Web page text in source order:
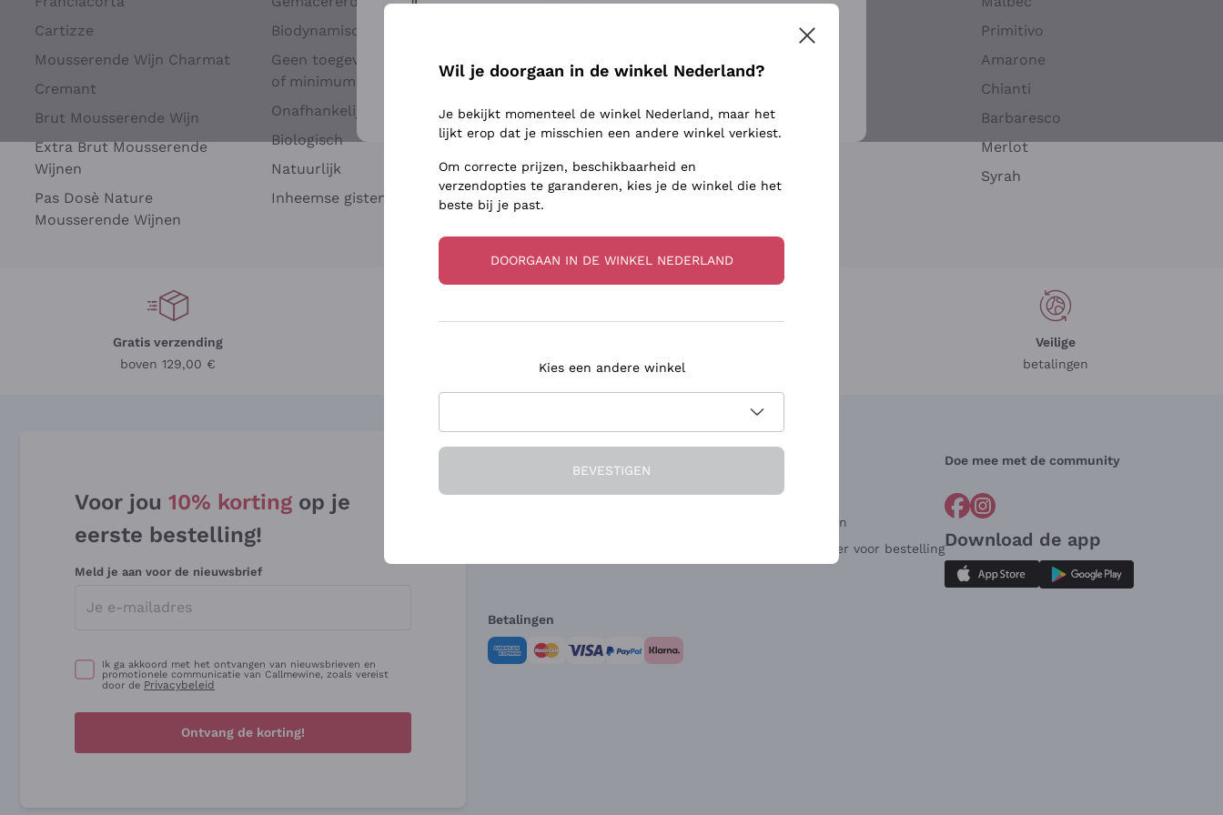
Cartizze
Mousserende Wijn Charmat
Cremant
Brut Mousserende Wijn
Extra Brut Mousserende
Wijnen
Pas Dosè Nature
Mousserende Wijnen
Biodynamisch
Geen toegevoegde sulfieten
of minimum
Onafhankelijke Wijnbouwers
Biologisch
Natuurlijk
Inheemse gisten
Argiolas
Ca' dei Frati
Chardonnay
Sauvignon
Primitivo
Amarone
Chianti
Barbaresco
Merlot
Syrah
Gratis verzending
boven 129,00 €
Veilige
betalingen
Voor jou 10% korting op je
eerste bestelling!
Meld je aan voor de nieuwsbrief
Ik ga akkoord met het ontvangen van nieuwsbrieven en
promotionele communicatie van Callmewine, zoals vereist
door de Privacybeleid
Ontvang de korting!
Over ons
Klantenservice
Verkoopvoorwaarden
Herroepingsformulier voor bestelling
Doe mee met de community
Download de app
Betalingen
Voor meer informatie, lees onzePrivacybeleid
Wil je doorgaan in de winkel Nederland?
Je bekijkt momenteel de winkel Nederland, maar het
lijkt erop dat je misschien een andere winkel verkiest.
Om correcte prijzen, beschikbaarheid en
verzendopties te garanderen, kies je de winkel die het
beste bij je past.
DOORGAAN IN DE WINKEL NEDERLAND
Kies een andere winkel
BEVESTIGEN